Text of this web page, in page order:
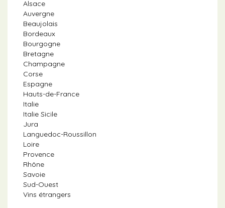
Alsace
Auvergne
Beaujolais
Bordeaux
Bourgogne
Bretagne
Champagne
Corse
Espagne
Hauts-de-France
Italie
Italie Sicile
Jura
Languedoc-Roussillon
Loire
Provence
Rhône
Savoie
Sud-Ouest
Vins étrangers